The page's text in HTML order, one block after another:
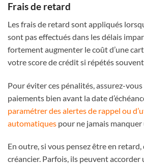
Frais de retard
Les frais de retard sont appliqués
sont pas effectués dans les délais
fortement augmenter le coût d’une
votre score de crédit si répétés souvent.
Pour éviter ces pénalités, assurez-vous
paiements bien avant la date
paramétrer des alertes de rappel ou
automatiques pour ne jamais
En outre, si vous pensez être en
créancier. Parfois, ils peuvent accorder